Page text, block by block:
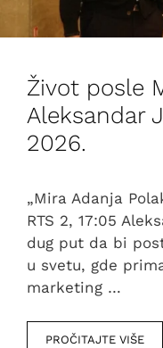
Život posle
Aleksandar
2026.
„Mira Adanja
RTS 2, 17:05
dug put da bi
u svetu, gde
marketing …
PROČITAJTE VIŠE